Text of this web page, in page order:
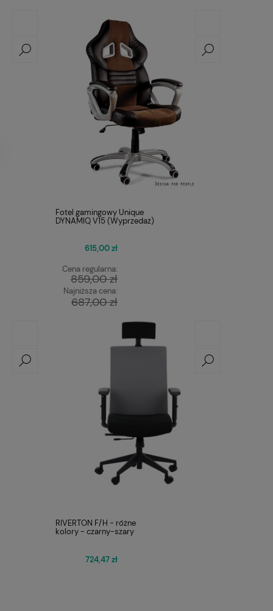
Fotel gamingowy Unique
DYNAMIQ V15 (Wyprzedaż)
615,00 zł
Cena regularna:
859,00 zł
Najniższa cena:
687,00 zł
RIVERTON F/H - różne
kolory - czarny-szary
724,47 zł